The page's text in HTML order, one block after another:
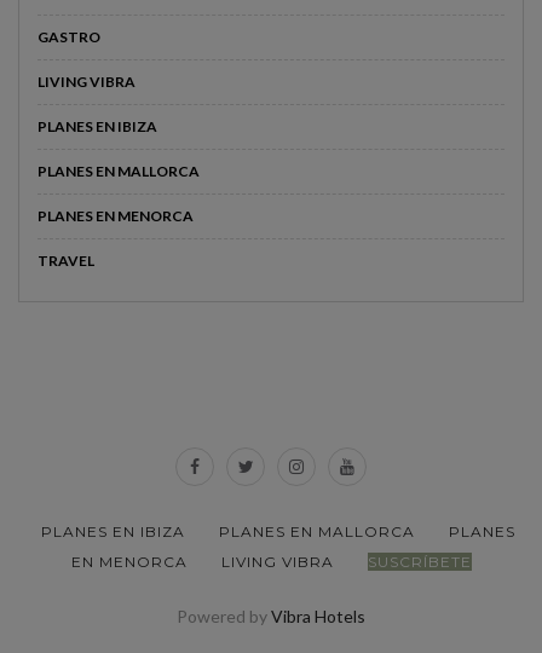
GASTRO
LIVING VIBRA
PLANES EN IBIZA
PLANES EN MALLORCA
PLANES EN MENORCA
TRAVEL
PLANES EN IBIZA PLANES EN MALLORCA
PLANES
EN MENORCA
LIVING VIBRA SUSCRÍBETE
Powered byVibra Hotels